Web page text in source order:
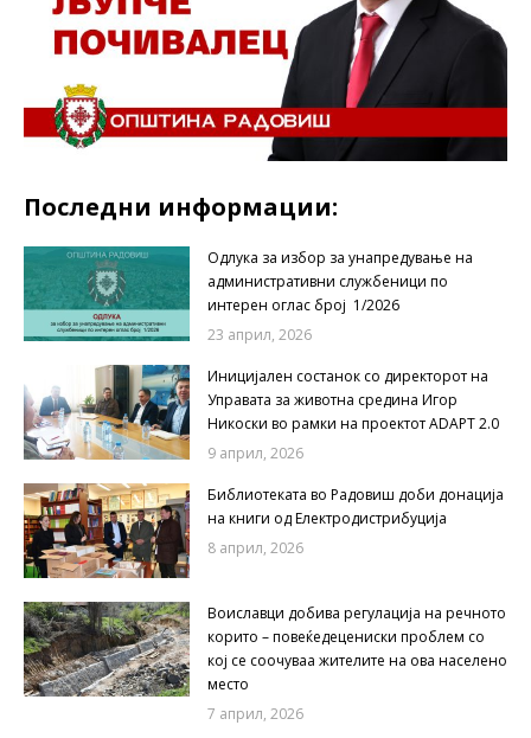
Последни информации:
Одлука за избор за унапредување на
административни службеници по
интерен оглас број 1/2026
23 април, 2026
Иницијален состанок со директорот на
Управата за животна средина Игор
Никоски во рамки на проектот ADAPT 2.0
9 април, 2026
Библиотеката во Радовиш доби донација
на книги од Електродистрибуција
8 април, 2026
Воиславци добива регулација на речното
корито – повеќедецениски проблем со
кој се соочуваа жителите на ова населено
место
7 април, 2026